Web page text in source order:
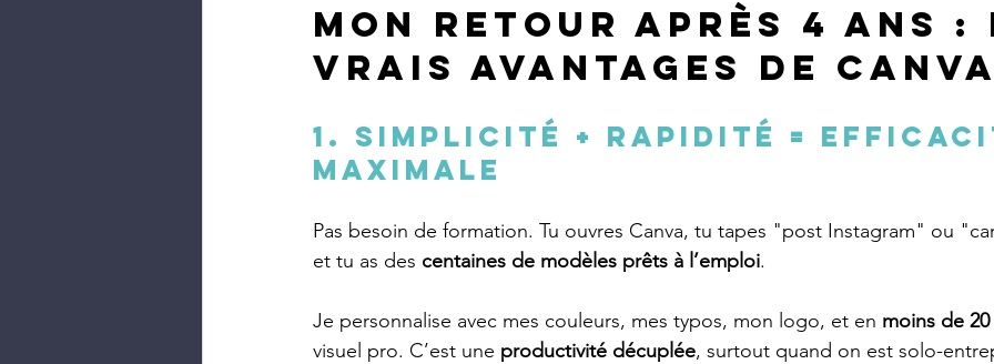
Mon retour après 4 ans
vrais avantages de
1. Simplicité + rapidité =
maximale
Pas besoin de formation. Tu ouvres Canva, tu tapes "post Instagram" ou
et tu as des centaines de modèles prêts à l’emploi.
Je personnalise avec mes couleurs, mes typos, mon logo, et en moins de
visuel pro. C’est une productivité décuplée, surtout quand on est solo-